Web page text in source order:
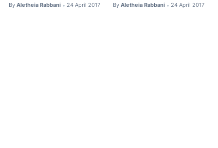
By Aletheia Rabbani • 24 April 2017 By Aletheia Rabbani • 24 April 2017